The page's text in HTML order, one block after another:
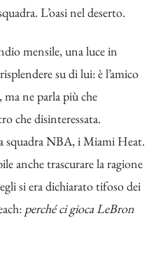
L’oasi nel deserto.
mensile, una luce in
su di lui: è l’amico
ma ne parla più che
che disinteressata.
squadra NBA, i Miami Heat.
anche trascurare la ragione
si era dichiarato tifoso dei
perché ci gioca LeBron